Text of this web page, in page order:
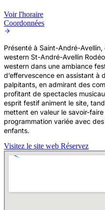
Voir l'horaire
Coordonnées
Présenté à Saint-André-
western St-André-Avellin
western dans une ambiance
d’effervescence en assistant à
palpitants, en admirant des
profitant de spectacles
esprit festif animent le site,
mettent en valeur le savoir-
programmation variée avec
enfants.
Visitez le site web Réservez